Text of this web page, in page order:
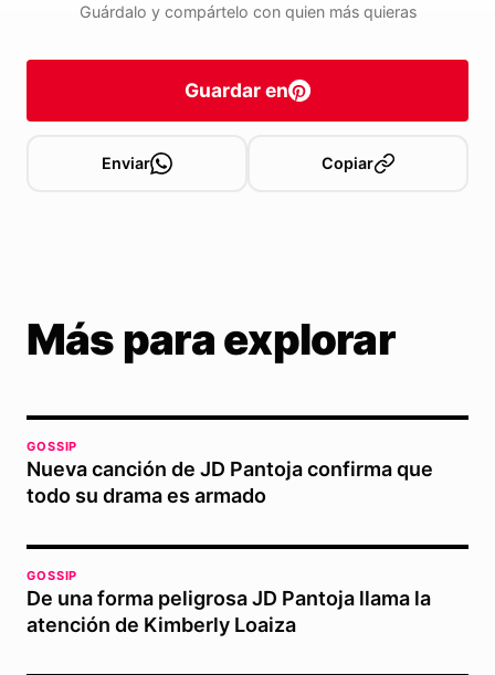
Guárdalo y compártelo con quien más quieras
Guardar en
Enviar Copiar
Más para explorar
GOSSIP
Nueva canción de JD Pantoja confirma que
todo su drama es armado
GOSSIP
De una forma peligrosa JD Pantoja llama la
atención de Kimberly Loaiza